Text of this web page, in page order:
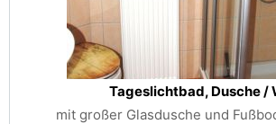
Tageslichtbad, Dusche /
mit großer Glasdusche und